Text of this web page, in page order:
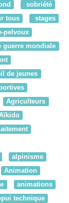
sobriété
tous
stages
pelvoux
guerre mondiale
de jeunes
Agriculteurs
alpinisme
Animation
animations
technique